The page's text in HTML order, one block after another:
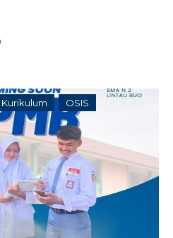
Kurikulum OSIS